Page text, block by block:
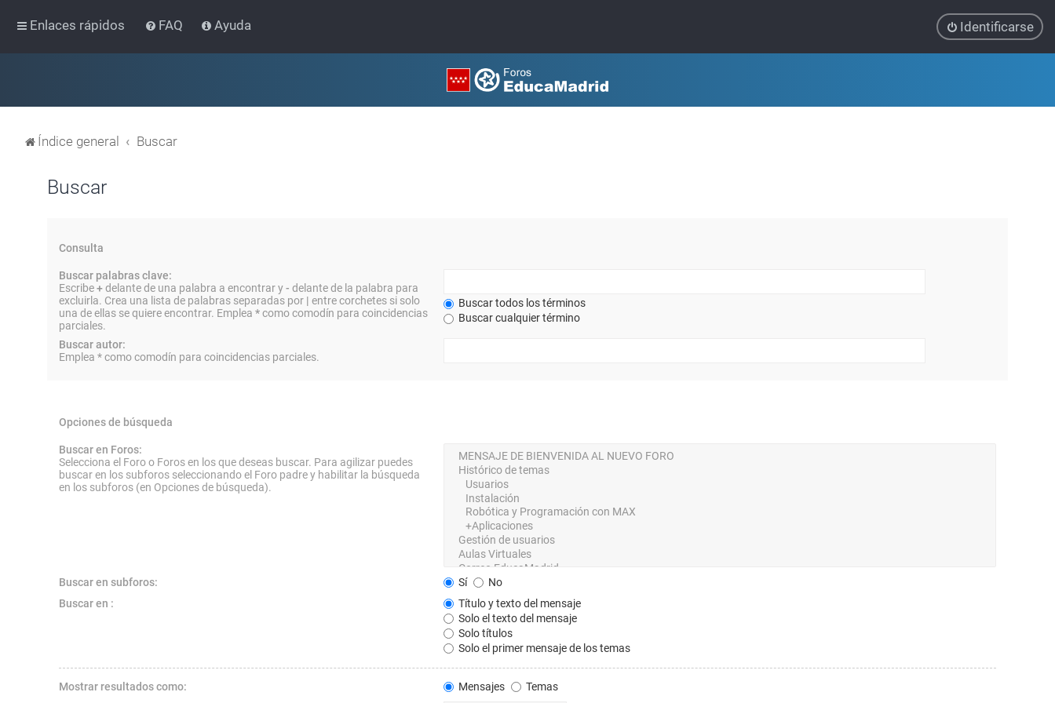
Enlaces rápidos FAQ Ayuda Identificarse
Índice general Buscar
Buscar
Consulta
Buscar palabras clave:
Escribe+delante de una palabra a encontrar y- delante de la palabra para
excluirla. Crea una lista de palabras separadas por | entre corchetes si solo
una de ellas se quiere encontrar. Emplea *como comodín para coincidencias
parciales.
Buscar todos los términos
Buscar cualquier término
Buscar autor:
Emplea * como comodín para coincidencias parciales.
Opciones de búsqueda
Buscar en Foros:
Selecciona el Foro o Foros en los que deseas buscar. Para agilizar puedes
buscar en los subforos seleccionando el Foro padre y habilitar la búsqueda
en los subforos (en Opciones de búsqueda).
Buscar en subforos: Sí
No
Buscar en :
Título y texto del mensaje
Solo el texto del mensaje
Solo títulos
Solo el primer mensaje de los temas
Mostrar resultados como: Mensajes
Temas